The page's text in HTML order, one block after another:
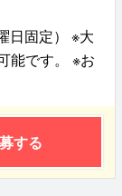
日固定） ※大
能です。 ※お
する